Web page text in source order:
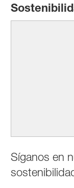
Síganos en